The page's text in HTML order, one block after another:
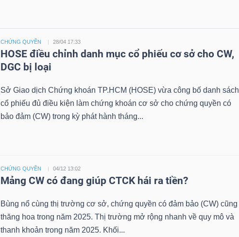
CHỨNG QUYỀN 28/04 17:33
HOSE điều chỉnh danh mục cổ phiếu cơ sở cho CW,
DGC bị loại
Sở Giao dịch Chứng khoán TP.HCM (HOSE) vừa công bố danh sách
cổ phiếu đủ điều kiện làm chứng khoán cơ sở cho chứng quyền có
bảo đảm (CW) trong kỳ phát hành tháng...
CHỨNG QUYỀN 04/12 13:02
Mảng CW có đang giúp CTCK hái ra tiền?
Bùng nổ cùng thị trường cơ sở, chứng quyền có đảm bảo (CW) cũng
thăng hoa trong năm 2025. Thị trường mở rộng nhanh về quy mô và
thanh khoản trong năm 2025. Khối...